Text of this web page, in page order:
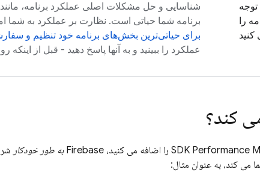
توجه
را
کنید
شناسایی و حل مشکلات اصلی عملکرد برنامه،
برنامه شما حیاتی است. نظارت بر عملکرد به شما
برای حیاتی‌ترین بخش‌های برنامه خود تنظیم و
عملکرد را ببینید و به آنها پاسخ دهید - قبل از اینکه
کند؟
Performance را اضافه می کنید، Firebase به طور خودکار
می کند، به عنوان مثال: